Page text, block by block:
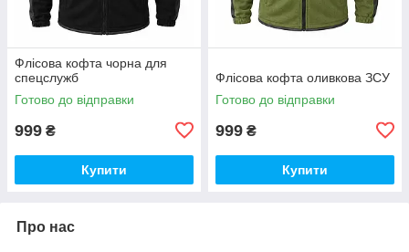
Флісова кофта чорна для
спецслужб
Готово до відправки
999 ₴
Купити
Флісова кофта оливкова ЗСУ
Готово до відправки
999 ₴
Купити
Про нас